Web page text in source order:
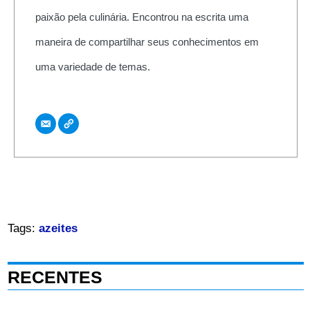
paixão pela culinária. Encontrou na escrita uma
maneira de compartilhar seus conhecimentos em
uma variedade de temas.
Tags: azeites
RECENTES